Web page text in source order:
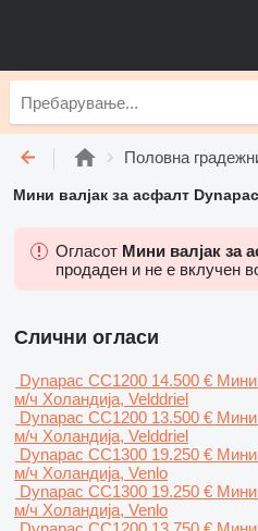
Половна
Мини валјак за асфалт
Огласот Мини валјак за
продаден и не е вклучен
Слични огласи
Dynapac CC1200 14.500 € Мини
м/ч Холандија, Velddriel
Dynapac CC1200 13.500 € Мини
м/ч Холандија, Velddriel
Dynapac CC1300 19.250 € Мини
м/ч Холандија, Venlo
Dynapac CC1300 19.250 € Мини
м/ч Холандија, Venlo